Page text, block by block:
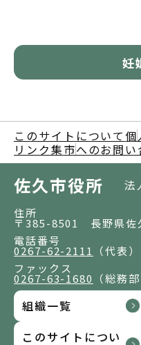
妊
このサイトについて 個
リンク集市へのお問い
佐久市役所 法
住所
〒385-8501 長野県佐
電話番号
0267-62-2111
（代表）
ファックス
0267-63-1680 （総務部
組織一覧
このサイトについ